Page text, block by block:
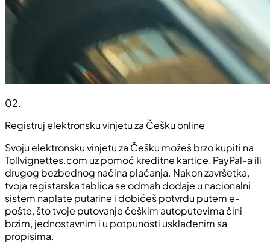
02.
Registruj elektronsku vinjetu za Češku online
Svoju elektronsku vinjetu za Češku možeš brzo kupiti na
Tollvignettes.com uz pomoć kreditne kartice, PayPal-a ili
drugog bezbednog načina plaćanja. Nakon završetka,
tvoja registarska tablica se odmah dodaje u nacionalni
sistem naplate putarine i dobićeš potvrdu putem e-
pošte, što tvoje putovanje češkim autoputevima čini
brzim, jednostavnim i u potpunosti usklađenim sa
propisima.